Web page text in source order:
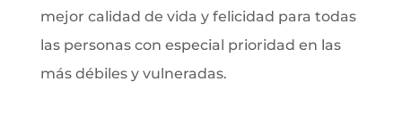
mejor calidad de vida y felicidad para todas
las personas con especial prioridad en las
más débiles y vulneradas.